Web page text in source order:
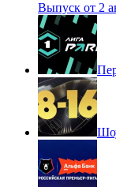
Выпуск от 2